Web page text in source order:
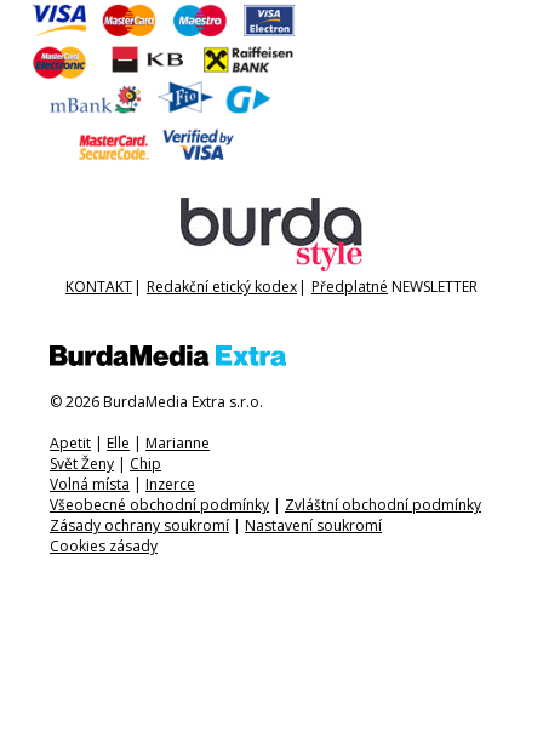
KONTAKT| Redakční etický kodex| Předplatné NEWSLETTER
© 2026 BurdaMedia Extra s.r.o.
Apetit | Elle | Marianne
Svět Ženy | Chip
Volná místa | Inzerce
Všeobecné obchodní podmínky | Zvláštní obchodní podmínky
Zásady ochrany soukromí | Nastavení soukromí
Cookies zásady